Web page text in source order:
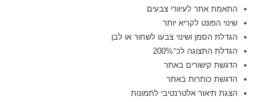
התאמת אתר לעיוורי צבעים
שינוי הפונט לקריא יותר
הגדלת הסמן ושינוי צבעו לשחור או לבן
הגדלת התצוגה לכ־200%
הדגשת קישורים באתר
הדגשת כותרות באתר
הצגת תיאור אלטרנטיבי לתמונות